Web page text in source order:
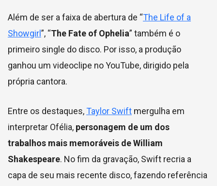
Além de ser a faixa de abertura de “The Life of a
Showgirl”, “The Fate of Ophelia” também é o
primeiro single do disco. Por isso, a produção
ganhou um videoclipe no YouTube, dirigido pela
própria cantora.
Entre os destaques,Taylor Swift mergulha em
interpretar Ofélia, personagem de um dos
trabalhos mais memoráveis de William
Shakespeare. No fim da gravação, Swift recria a
capa de seu mais recente disco, fazendo referência